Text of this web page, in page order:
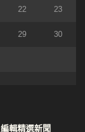
22 23
29 30
編輯精選新聞